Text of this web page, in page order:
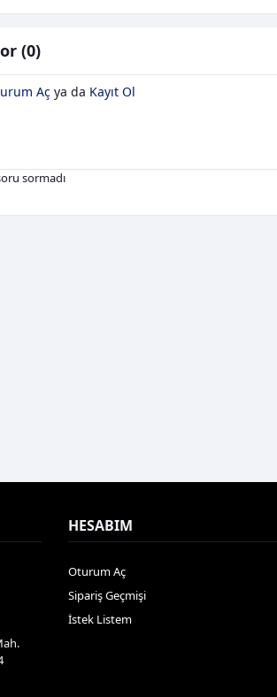
(0)
Açya da Kayıt Ol
sormadı
HESABIM
Oturum Aç
Sipariş Geçmişi
İstek Listem